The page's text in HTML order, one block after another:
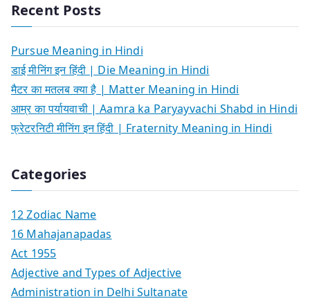
Recent Posts
Pursue Meaning in Hindi
डाई मीनिंग इन हिंदी | Die Meaning in Hindi
मैटर का मतलब क्या है | Matter Meaning in Hindi
आम्र का पर्यायवाची | Aamra ka Paryayvachi Shabd in Hindi
फ्रेटरनिटी मीनिंग इन हिंदी | Fraternity Meaning in Hindi
Categories
12 Zodiac Name
16 Mahajanapadas
Act 1955
Adjective and Types of Adjective
Administration in Delhi Sultanate